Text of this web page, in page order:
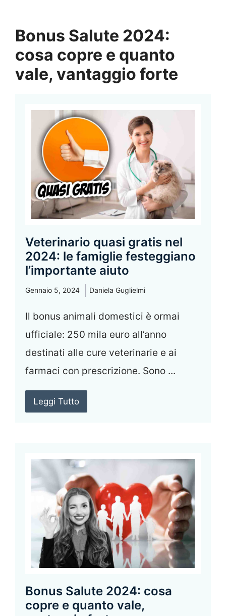
Bonus Salute 2024:
cosa copre e quanto
vale, vantaggio forte
Veterinario quasi gratis nel
2024: le famiglie festeggiano
l’importante aiuto
Gennaio 5, 2024 Daniela Guglielmi
Il bonus animali domestici è ormai
ufficiale: 250 mila euro all’anno
destinati alle cure veterinarie e ai
farmaci con prescrizione. Sono ...
Leggi Tutto
Bonus Salute 2024: cosa
copre e quanto vale,